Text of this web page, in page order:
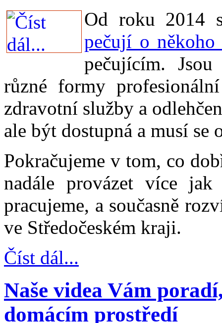
Od roku 2014
pečují o
pečujícím.
různé formy
zdravotní služby a
ale být dostupná a musí se
Pokračujeme v tom, co
nadále provázet více
pracujeme, a současně
ve Středočeském kraji.
Číst dál...
Naše videa Vám
domácím prostředí